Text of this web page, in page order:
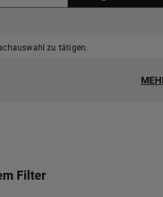
zu tätigen.
Filter